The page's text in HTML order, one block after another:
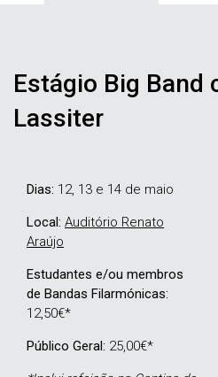
Estágio Big Band
Lassiter
Dias: 12, 13 e 14 de maio
Local: Auditório Renato
Araújo
Estudantes e/ou membros
de Bandas Filarmónicas:
12,50€*
Público Geral: 25,00€*